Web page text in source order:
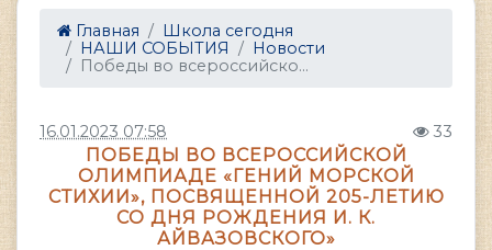
Главная
Школа сегодня
НАШИ СОБЫТИЯ
Новости
Победы во всероссийско...
16.01.2023 07:58 33
ПОБЕДЫ ВО ВСЕРОССИЙСКОЙ
ОЛИМПИАДЕ «ГЕНИЙ МОРСКОЙ
СТИХИИ», ПОСВЯЩЕННОЙ 205-ЛЕТИЮ
СО ДНЯ РОЖДЕНИЯ И. К.
АЙВАЗОВСКОГО»